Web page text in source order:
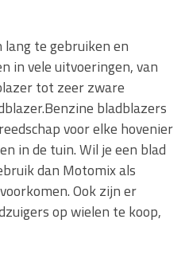
te gebruiken en
in vele uitvoeringen, van
tot zeer zware
bladblazers
voor elke hovenier
in de tuin. Wil je een blad
dan Motomix als
Ook zijn er
op wielen te koop,